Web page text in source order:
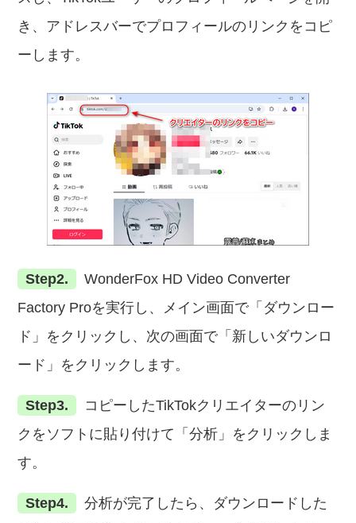
き、アドレスバーでプロフィールのリンクをコピ
ーします。
Step2.
WonderFox HD Video Converter
Factory Proを実行し、メイン画面で「ダウンロー
ド」をクリックし、次の画面で「新しいダウンロ
ード」をクリックします。
Step3.
コピーしたTikTokクリエイターのリン
クをソフトに貼り付けて「分析」をクリックしま
す。
Step4.
分析が完了したら、ダウンロードした